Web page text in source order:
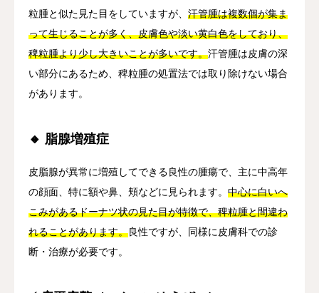
粒腫と似た見た目をしていますが、 汗管腫は複数個が集ま
って生じることが多く、皮膚色や淡い黄白色をしており、
稗粒腫より少し大きいことが多いです。汗管腫は皮膚の深
い部分にあるため、稗粒腫の処置法では取り除けない場合
があります。
🔸 脂腺増殖症
皮脂腺が異常に増殖してできる良性の腫瘍で、主に中高年
の顔面、特に額や鼻、頬などに見られます。 中心に白いへ
こみがあるドーナツ状の見た目が特徴で、稗粒腫と間違わ
れることがあります。良性ですが、同様に皮膚科での診
断・治療が必要です。